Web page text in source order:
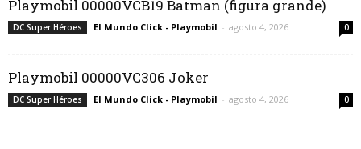
Playmobil 00000VCB19 Batman (figura grande)
DC Super Héroes El Mundo Click - Playmobil - agosto 4, 2026 0
Playmobil 00000VC306 Joker
DC Super Héroes El Mundo Click - Playmobil - agosto 4, 2026 0